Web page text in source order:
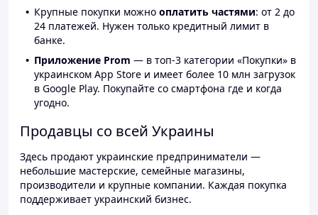
Крупные покупки можно оплатить частями: от 2 до
24 платежей. Нужен только кредитный лимит в
банке.
Приложение Prom — в топ-3 категории «Покупки» в
украинском App Store и имеет более 10 млн загрузок
в Google Play. Покупайте со смартфона где и когда
угодно.
Продавцы со всей Украины
Здесь продают украинские предприниматели —
небольшие мастерские, семейные магазины,
производители и крупные компании. Каждая покупка
поддерживает украинский бизнес.